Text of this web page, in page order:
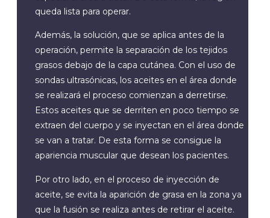
queda lista para operar.
Además, la solución, que se aplica antes de la
operación, permite la separación de los tejidos
grasos debajo de la capa cutánea. Con el uso de
sondas ultrasónicas, los aceites en el área donde
se realizará el proceso comienzan a derretirse.
Estos aceites que se derriten en poco tiempo se
extraen del cuerpo y se inyectan en el área donde
se van a tratar. De esta forma se consigue la
apariencia muscular que desean los pacientes.
Por otro lado, en el proceso de inyección de
aceite, se evita la aparición de grasa en la zona ya
que la fusión se realiza antes de retirar el aceite.